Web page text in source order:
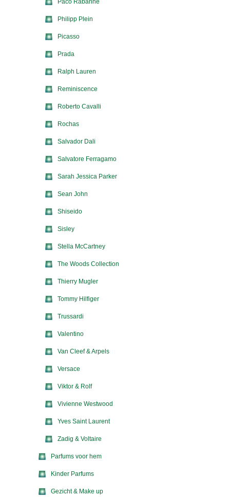
Paco Rabanne
Philipp Plein
Picasso
Prada
Ralph Lauren
Reminiscence
Roberto Cavalli
Rochas
Salvador Dali
Salvatore Ferragamo
Sarah Jessica Parker
Sean John
Shiseido
Sisley
Stella McCartney
The Woods Collection
Thierry Mugler
Tommy Hilfiger
Trussardi
Valentino
Van Cleef & Arpels
Versace
Viktor & Rolf
Vivienne Westwood
Yves Saint Laurent
Zadig & Voltaire
Parfums voor hem
Kinder Parfums
Gezicht & Make up